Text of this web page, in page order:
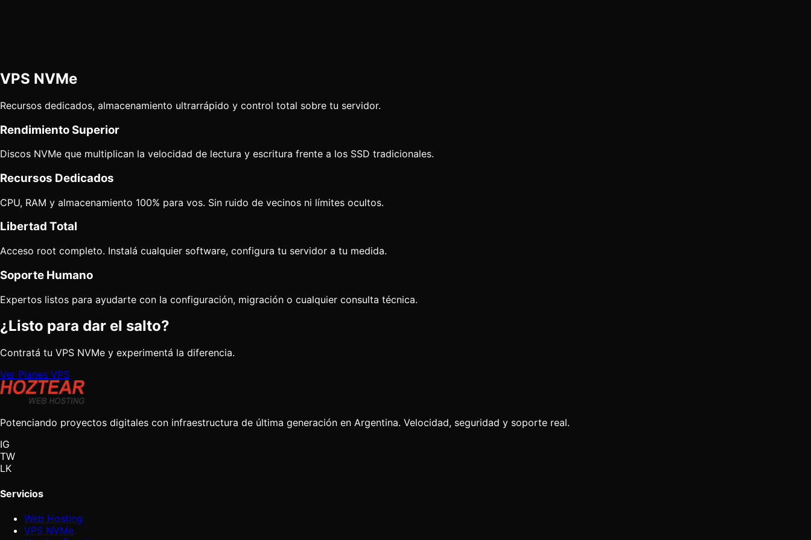
VPS NVMe
Recursos dedicados, almacenamiento ultrarrápido y control total sobre tu servidor.
Rendimiento Superior
Discos NVMe que multiplican la velocidad de lectura y escritura frente a los SSD tradicionales.
Recursos Dedicados
CPU, RAM y almacenamiento 100% para vos. Sin ruido de vecinos ni límites ocultos.
Libertad Total
Acceso root completo. Instalá cualquier software, configura tu servidor a tu medida.
Soporte Humano
Expertos listos para ayudarte con la configuración, migración o cualquier consulta técnica.
¿Listo para dar el salto?
Contratá tu VPS NVMe y experimentá la diferencia.
Ver Planes VPS
Potenciando proyectos digitales con infraestructura de última generación en Argentina. Velocidad, seguridad y soporte real.
IG
TW
LK
Servicios
Web Hosting
VPS NVMe